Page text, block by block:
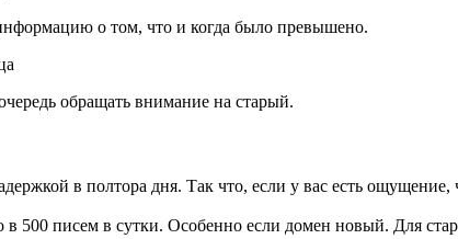
о том, что и когда было превышено.
обращать внимание на старый.
в полтора дня. Так что, если у вас есть ощущение,
500 писем в сутки. Особенно если домен новый. Для